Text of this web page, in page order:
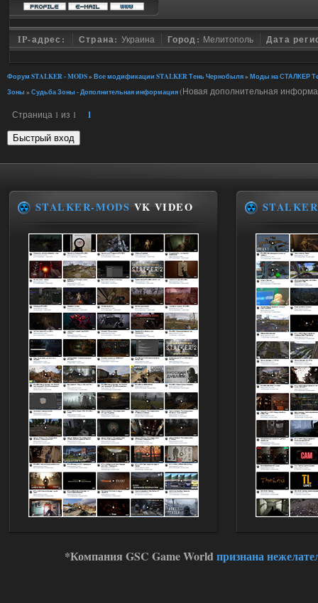
IP-адрес: Страна: Украина Город: Мелитополь Дата
Форум STALKER - MODS» Все модификации STALKER Тень Чернобыля» Моды на СТАЛКЕР
Зоны » Судьба Зоны - Дополнительная информация(Новая дополнительная
Страница 1 из 1 1
STALKER-MODS VK VIDEO
*Компания GSC Game Worldпризнана